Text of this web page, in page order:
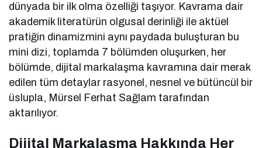
dünyada bir ilk olma özelliği taşıyor. Kavrama dair
akademik literatürün olgusal derinliği ile aktüel
pratiğin dinamizmini aynı paydada buluşturan bu
mini dizi, toplamda 7 bölümden oluşurken, her
bölümde, dijital markalaşma kavramına dair merak
edilen tüm detaylar rasyonel, nesnel ve bütüncül bir
üslupla, Mürsel Ferhat Sağlam tarafından
aktarılıyor.
Dijital Markalaşma Hakkında Her